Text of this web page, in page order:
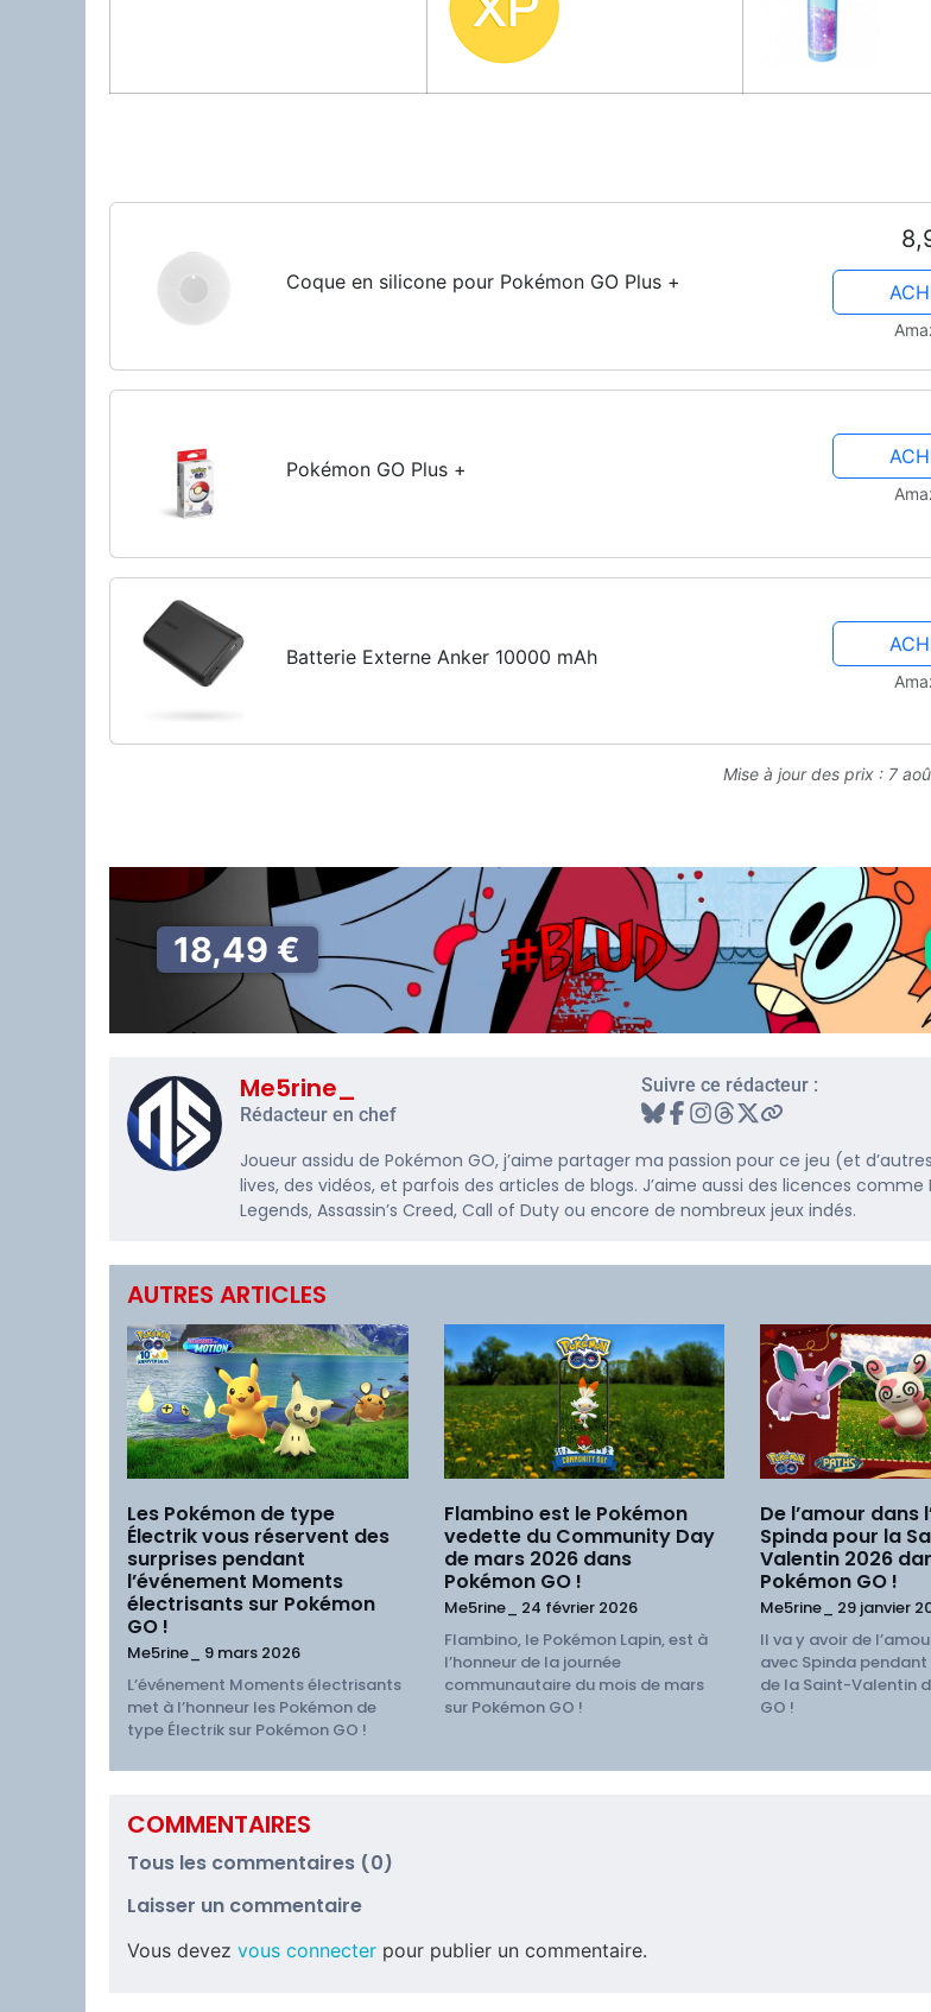
Coque en silicone pour Pokémon GO Plus +
Pokémon GO Plus +
Batterie Externe Anker 10000 mAh
Mise à jour des prix : 7
18,49 €
Me5rine_
Rédacteur en chef
Suivre ce rédacteur :
Joueur assidu de Pokémon GO, j’aime partager ma passion pour ce jeu (et
lives, des vidéos, et parfois des articles de blogs. J’aime aussi des licences comme
Legends, Assassin’s Creed, Call of Duty ou encore de nombreux jeux indés.
AUTRES ARTICLES
Les Pokémon de type
Électrik vous réservent des
surprises pendant
l’événement Moments
électrisants sur Pokémon
GO !
Me5rine_ 9 mars 2026
L’événement Moments électrisants
met à l’honneur les Pokémon de
type Électrik sur Pokémon GO !
Flambino est le Pokémon
vedette du Community Day
de mars 2026 dans
Pokémon GO !
Me5rine_ 24 février 2026
Flambino, le Pokémon Lapin, est à
l’honneur de la journée
communautaire du mois de mars
sur Pokémon GO !
De l’amour dans
Spinda pour la
Valentin 2026
Pokémon GO !
Me5rine_ 29 janvier
Il va y avoir de
avec Spinda pendant
de la Saint-Valentin
GO !
COMMENTAIRES
Tous les commentaires (0)
Laisser un commentaire
Vous devez vous connecter pour publier un commentaire.